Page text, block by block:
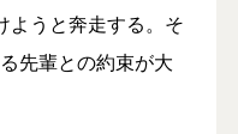
ようと奔走する。そ
先輩との約束が大